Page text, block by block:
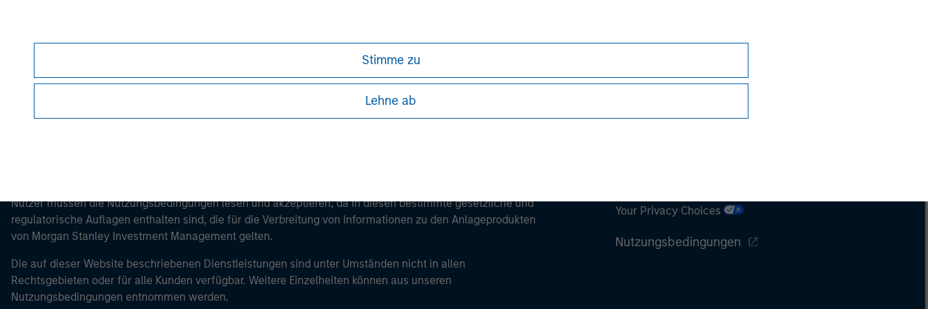
Stimme zu
Lehne ab
Nutzer müssen die Nutzungsbedingungen lesen und akzeptieren, da in diesen bestimmte gesetzliche und
regulatorische Auflagen enthalten sind, die für die Verbreitung von Informationen zu den Anlageprodukten
von Morgan Stanley Investment Management gelten.
Die auf dieser Website beschriebenen Dienstleistungen sind unter Umständen nicht in allen
Rechtsgebieten oder für alle Kunden verfügbar. Weitere Einzelheiten können aus unseren
Nutzungsbedingungen entnommen werden.
Your Privacy Choices
Nutzungsbedingungen